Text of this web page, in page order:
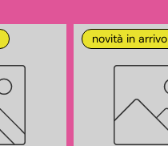
novità in arrivo